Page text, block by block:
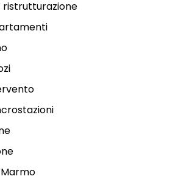
ristrutturazione